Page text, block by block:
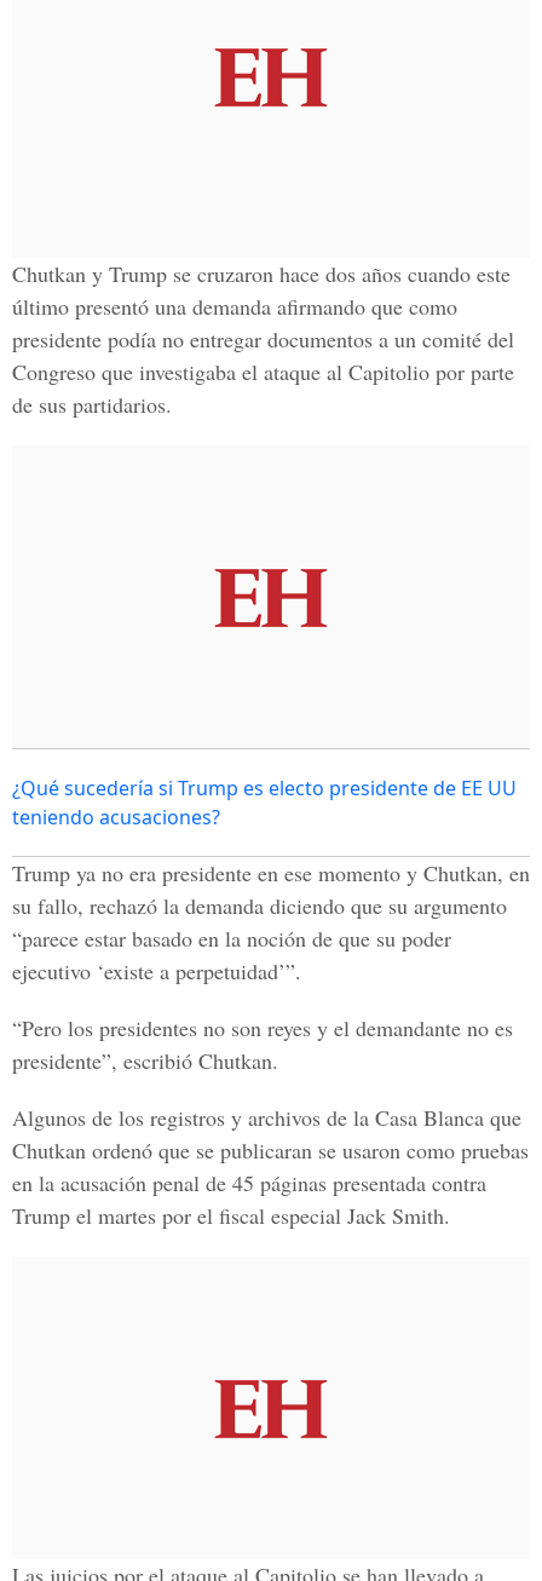
Chutkan y Trump se cruzaron hace dos años cuando este
último presentó una demanda afirmando que como
presidente podía no entregar documentos a un comité del
Congreso que investigaba el ataque al Capitolio por parte
de sus partidarios.
¿Qué sucedería si Trump es electo presidente de EE UU
teniendo acusaciones?
Trump ya no era presidente en ese momento y Chutkan, en
su fallo, rechazó la demanda diciendo que su argumento
“parece estar basado en la noción de que su poder
ejecutivo ‘existe a perpetuidad’”.
“Pero los presidentes no son reyes y el demandante no es
presidente”, escribió Chutkan.
Algunos de los registros y archivos de la Casa Blanca que
Chutkan ordenó que se publicaran se usaron como pruebas
en la acusación penal de 45 páginas presentada contra
Trump el martes por el fiscal especial Jack Smith.
Las juicios por el ataque al Capitolio se han llevado a